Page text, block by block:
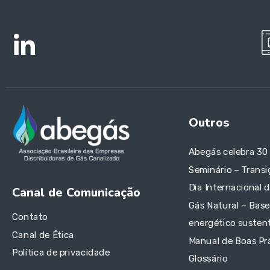
Canal de Comunicação
Contato
Canal de Ética
Política de privacidade
Outros
Abegás celebra 30
Seminário –
Dia Internacional
Gás Natural –
energético
Manual de Boas
Glossário